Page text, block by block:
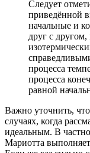
Следует
приведённой
начальные и
друг с другом,
процесса
процесса
равной
Важно уточнить,
случаях, когда
идеальным. В
Мариотта